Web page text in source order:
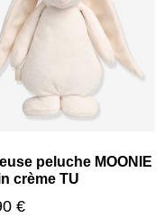
peluche MOONIE
crème TU
€